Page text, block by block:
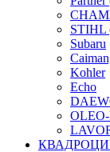
STIHL
Subaru
Kohler
Echo